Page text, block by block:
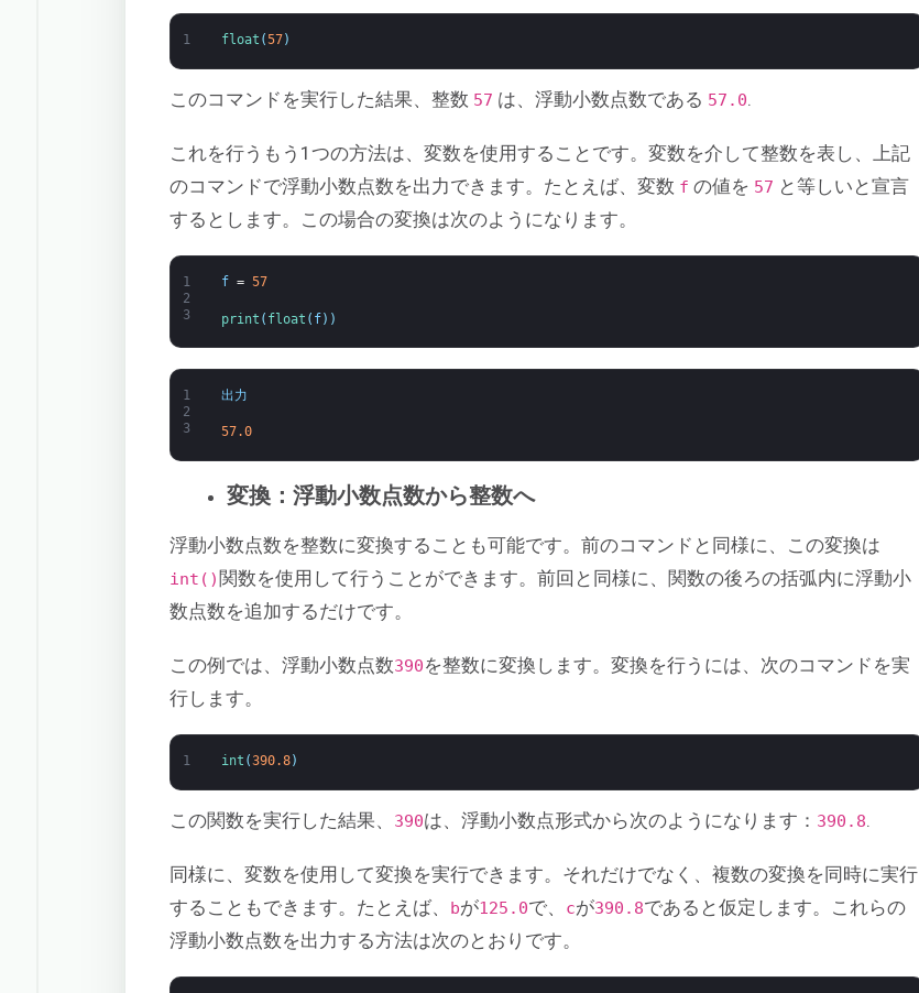
1 float (57)
このコマンドを実行した結果、整数 57 は、浮動小数点数である 57.0.
これを行うもう1つの方法は、変数を使用することです。変数を介して整数を表し、上記
のコマンドで浮動小数点数を出力できます。たとえば、変数 f の値を 57 と等しいと宣言
するとします。この場合の変換は次のようになります。
1
2
3
f = 57
print ( float ( f) )
1
2
3
出力
57.0
変換：浮動小数点数から整数へ
浮動小数点数を整数に変換することも可能です。前のコマンドと同様に、この変換は
int() 関数を使用して行うことができます。前回と同様に、関数の後ろの括弧内に浮動小
数点数を追加するだけです。
この例では、浮動小数点数390を整数に変換します。変換を行うには、次のコマンドを実
行します。
1 int (390.8)
この関数を実行した結果、 390は、浮動小数点形式から次のようになります： 390.8.
同様に、変数を使用して変換を実行できます。それだけでなく、複数の変換を同時に実行
することもできます。たとえば、
bが125.0で、 cが390.8であると仮定します。これらの
浮動小数点数を出力する方法は次のとおりです。